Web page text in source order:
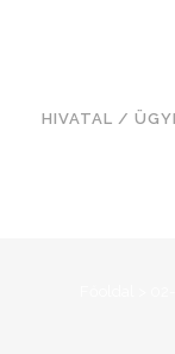
HIVATAL /